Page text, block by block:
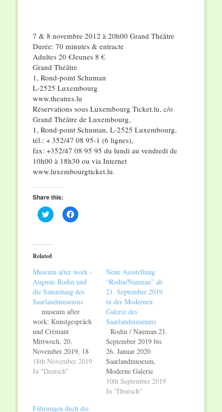
7 & 8 novembre 2012 à 20h00 Grand Théâtre
Durée: 70 minutes & entracte
Adultes 20 €Jeunes 8 €
Grand Théâtre
1, Rond-point Schuman
L-2525 Luxembourg
www.theatres.lu
Réservations sous Luxembourg Ticket.lu, c/o
Grand Théâtre de Luxembourg,
1, Rond-point Schuman, L-2525 Luxembourg,
tél.: + 352/47 08 95-1 (6 lignes),
fax: +352/47 08 95 95 du lundi au vendredi de
10h00 à 18h30 ou via Internet
www.luxembourgticket.lu.
Share this:
Click
to
(Opens
in
new
Click
to
Related
Museum after work -
Auguste Rodin und
die Sammlung des
Saarlandmuseums
museum after
work: Kunstgespräch
und Crémant
Mittwoch, 20.
November 2019, 18
Uhr Saarlandmuseum,
Moderne Galerie
18th November 2019
In "Deutsch"
Neue Ausstellung
“Rodin/Nauman” ab
21. September 2019
in der Modernen
Galerie des
Saarlandmuseums
Rodin / Nauman 21.
September 2019 bis
26. Januar 2020
Saarlandmuseum,
Moderne Galerie
Erstmals auf breiter
Basis führt die
10th September 2019
In "Deutsch"
Führungen duch die